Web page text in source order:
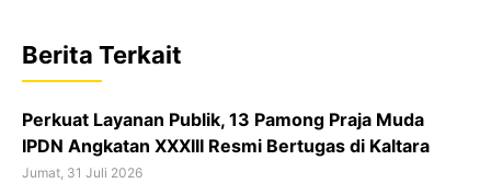
b
o
o
k
s
A
p
p
a
d
s
Berita Terkait
Perkuat Layanan Publik, 13 Pamong Praja Muda
IPDN Angkatan XXXIII Resmi Bertugas di Kaltara
Jumat, 31 Juli 2026